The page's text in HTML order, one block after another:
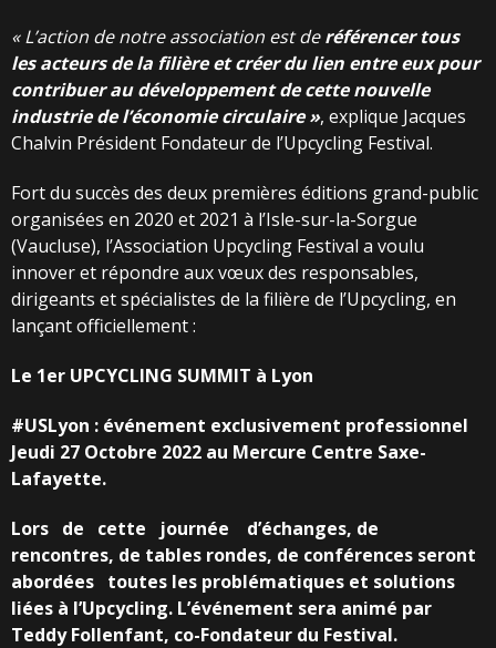
« L’action de notre association est deréférencer tous
les acteurs de la filière et créer du lien entre eux pour
contribuer au développement de cette nouvelle
industrie de l’économie circulaire », explique Jacques
Chalvin Président Fondateur de l’Upcycling Festival.
Fort du succès des deux premières éditions grand-public
organisées en 2020 et 2021 à l’Isle-sur-la-Sorgue
(Vaucluse), l’Association Upcycling Festival a voulu
innover et répondre aux vœux des responsables,
dirigeants et spécialistes de la filière de l’Upcycling, en
lançant officiellement :
Le 1er UPCYCLING SUMMIT à Lyon
#USLyon : événement exclusivement professionnel
Jeudi 27 Octobre 2022 au Mercure Centre Saxe-
Lafayette.
Lors de cette journée d’échanges, de
rencontres, de tables rondes, de conférences seront
abordées toutes les problématiques et solutions
liées à l’Upcycling. L’événement sera animé par
Teddy Follenfant, co-Fondateur du Festival.